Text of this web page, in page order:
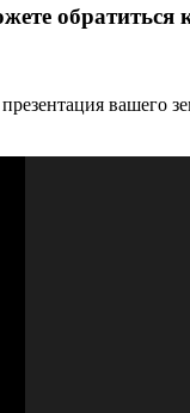
обратиться
вашего